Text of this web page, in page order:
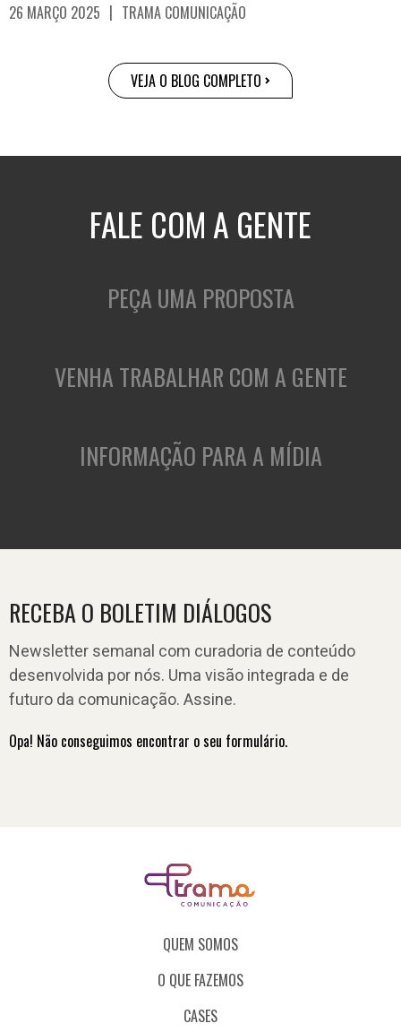
26 MARÇO 2025 | TRAMA COMUNICAÇÃO
VEJA O BLOG COMPLETO
FALE COM A GENTE
PEÇA UMA PROPOSTA
VENHA TRABALHAR COM A GENTE
INFORMAÇÃO PARA A MÍDIA
RECEBA O BOLETIM DIÁLOGOS
Newsletter semanal com curadoria de conteúdo
desenvolvida por nós. Uma visão integrada e de
futuro da comunicação. Assine.
Opa! Não conseguimos encontrar o seu formulário.
QUEM SOMOS
O QUE FAZEMOS
CASES